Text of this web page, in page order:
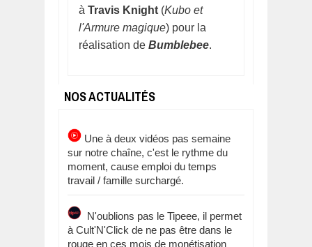
à Travis Knight (Kubo et
l'Armure magique) pour la
réalisation de Bumblebee.
NOS ACTUALITÉS
Une à deux vidéos pas semaine
sur notre chaîne, c'est le rythme du
moment, cause emploi du temps
travail / famille surchargé.
N'oublions pas le Tipeee, il permet
à Cult'N'Click de ne pas être dans le
rouge en ces mois de monétisation